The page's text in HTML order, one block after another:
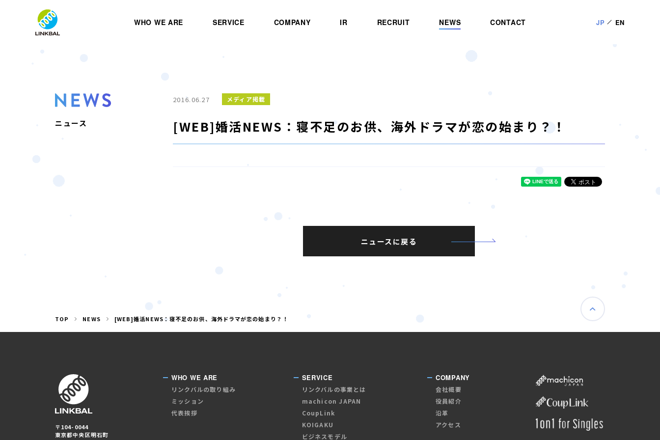
WHO WE ARE SERVICE COMPANY IR RECRUIT NEWS CONTACT JP EN
ニュース
2016.06.27 メディア掲載
[WEB]婚活NEWS：寝不足のお供、海外ドラマが恋の始まり？！
ニュースに戻る
TOP NEWS [WEB]婚活NEWS：寝不足のお供、海外ドラマが恋の始まり？！
〒104-0044
東京都中央区明石町
WHO WE ARE
リンクバルの取り組み
ミッション
代表挨拶
SERVICE
リンクバルの事業とは
machicon JAPAN
CoupLink
KOIGAKU
ビジネスモデル
COMPANY
会社概要
役員紹介
沿革
アクセス